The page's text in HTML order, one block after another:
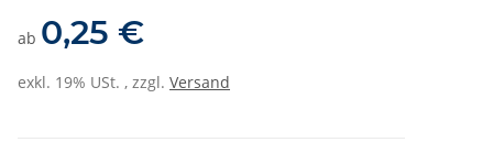
ab 0,25 €
exkl. 19% USt. , zzgl. Versand